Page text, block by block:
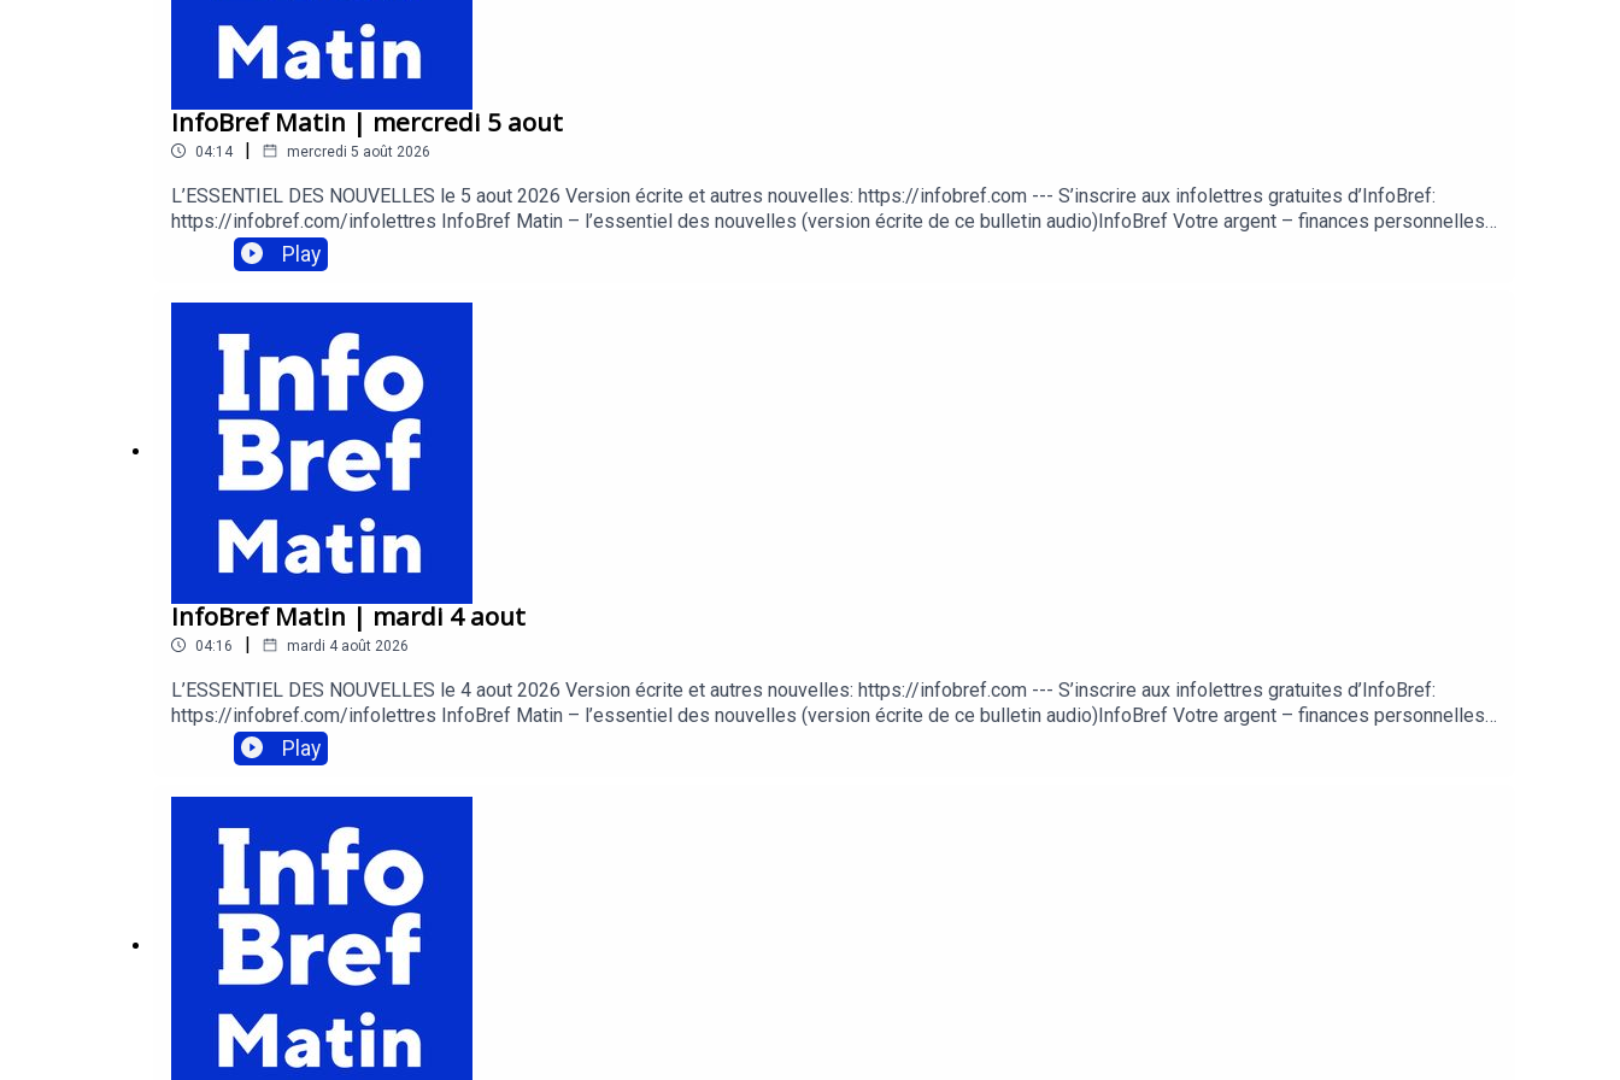
InfoBref Matin | mercredi 5 aout
04:14 | mercredi 5 août 2026
L’ESSENTIEL DES NOUVELLES le 5 aout 2026 Version écrite et autres nouvelles: https://infobref.com --- S’inscrire aux infolettres gratuites d’InfoBref:
https://infobref.com/infolettres InfoBref Matin – l’essentiel des nouvelles (version écrite de ce bulletin audio)InfoBref Votre argent – finances personnelles
et consommationInfoBref Pro Techno – technologie pour le travail et la productivitéTrouver le balado InfoBref sur les principales plateformes de balado:
https://infobref.com/audio Acheter de la publicité dans ce balado: https://infobref.com/pub/balado Commentaires et suggestions à l’animateur Patrick
Play
InfoBref Matin | mardi 4 aout
04:16 | mardi 4 août 2026
L’ESSENTIEL DES NOUVELLES le 4 aout 2026 Version écrite et autres nouvelles: https://infobref.com --- S’inscrire aux infolettres gratuites d’InfoBref:
https://infobref.com/infolettres InfoBref Matin – l’essentiel des nouvelles (version écrite de ce bulletin audio)InfoBref Votre argent – finances personnelles
et consommationInfoBref Pro Techno – technologie pour le travail et la productivitéTrouver le balado InfoBref sur les principales plateformes de balado:
https://infobref.com/audio Acheter de la publicité dans ce balado: https://infobref.com/pub/balado Commentaires et suggestions à l’animateur Patrick
Play